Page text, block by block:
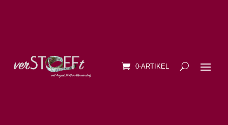
0-ARTIKEL